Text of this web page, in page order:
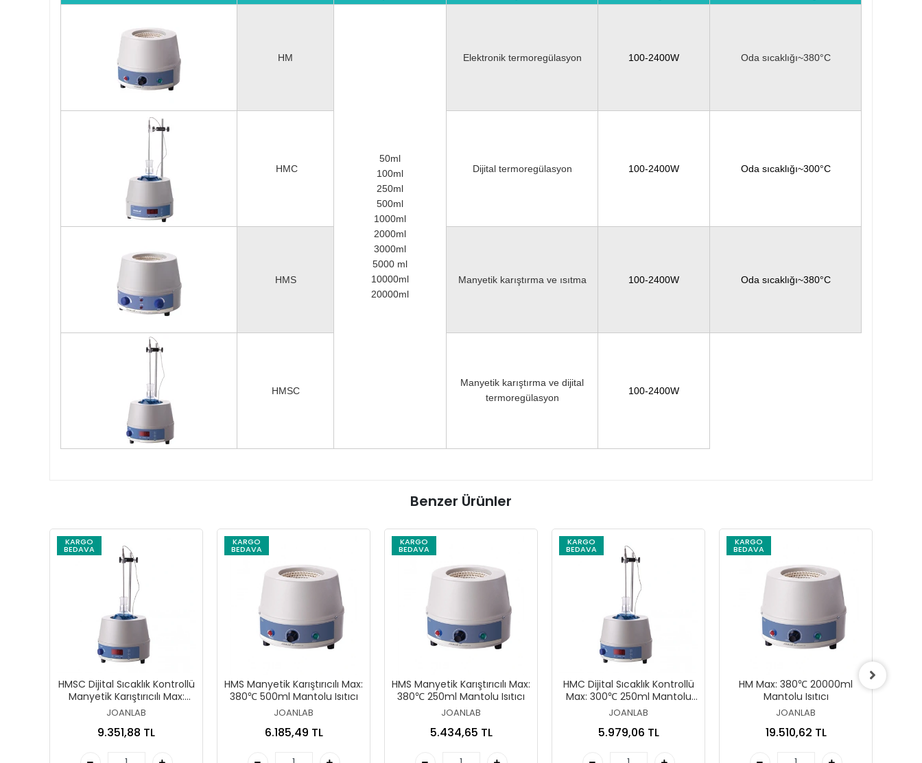
HM
50ml
100ml
250ml
500ml
1000ml
2000ml
3000ml
5000 ml
10000ml
20000ml
Elektronik termoregülasyon 100-2400W Oda sıcaklığı~380°C
HMC Dijital termoregülasyon 100-2400W Oda sıcaklığı~300°C
HMS Manyetik karıştırma ve ısıtma 100-2400W Oda sıcaklığı~380°C
HMSC
Manyetik karıştırma ve dijital
termoregülasyon
100-2400W
Benzer Ürünler
KARGO
BEDAVA
HMSC Dijital Sıcaklık Kontrollü
Manyetik Karıştırıcılı Max:
300℃ 250ml Mantolu Isıtıcı
JOANLAB
9.351,88 TL
KARGO
BEDAVA
HMS Manyetik Karıştırıcılı Max:
380℃ 500ml Mantolu Isıtıcı
JOANLAB
6.185,49 TL
KARGO
BEDAVA
HMS Manyetik Karıştırıcılı Max:
380℃ 250ml Mantolu Isıtıcı
JOANLAB
5.434,65 TL
KARGO
BEDAVA
HMC Dijital Sıcaklık Kontrollü
Max: 300℃ 250ml Mantolu
Isıtıcı
JOANLAB
5.979,06 TL
KARGO
BEDAVA
HM Max: 380℃ 20000ml
Mantolu Isıtıcı
JOANLAB
19.510,62 TL